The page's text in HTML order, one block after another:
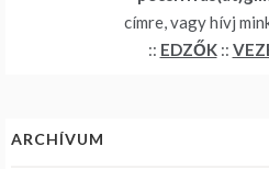
címre, vagy hívj
:: EDZŐK::
ARCHÍVUM